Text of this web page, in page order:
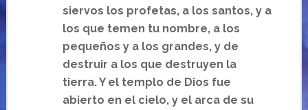
siervos los profetas, a los santos, y a
los que temen tu nombre, a los
pequeños y a los grandes, y de
destruir a los que destruyen la
tierra. Y el templo de Dios fue
abierto en el cielo, y el arca de su